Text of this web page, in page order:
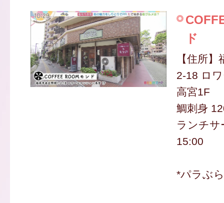
ド
【住所
2-18 ロ
高宮1F
鯛刺身
ランチサ
15:00
*パラぶ